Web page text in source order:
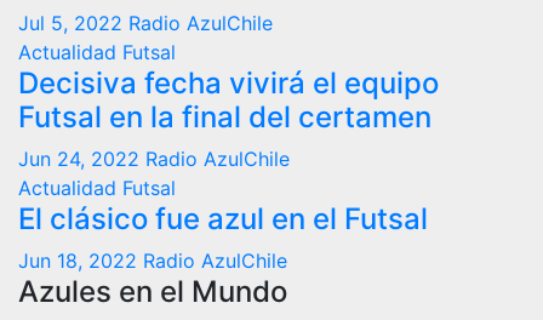
Jul 5, 2022 Radio AzulChile
Actualidad Futsal
Decisiva fecha vivirá el equipo
Futsal en la final del certamen
Jun 24, 2022 Radio AzulChile
Actualidad Futsal
El clásico fue azul en el Futsal
Jun 18, 2022 Radio AzulChile
Azules en el Mundo